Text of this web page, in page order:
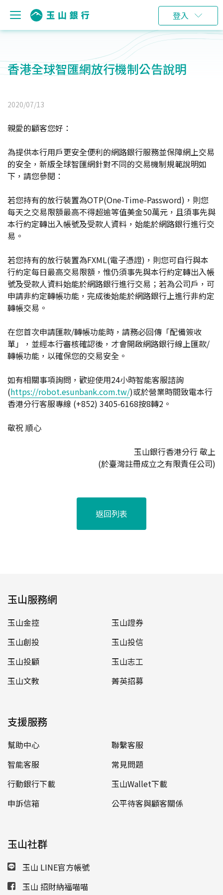
登入
香港全球智匯網放行機制公告說明
2020/07/13
親愛的顧客您好：
為提供本行用戶更安全便利的網路銀行服務並保障網上交易
的安全，新版全球智匯網針對不同的交易機制規範說明如
下，請您參閱：
若您持有的放行裝置為OTP(One-Time-Password)，則您
每天之交易限額最高不得超逾等值美金50萬元，且須事先與
本行約定轉出入帳號及受款人資料，始能於網路銀行進行交
易。
若您持有的放行裝置為FXML(電子憑證)，則您可自行與本
行約定每日最高交易限額，惟仍須事先與本行約定轉出入帳
號及受款人資料始能於網路銀行進行交易；若為公司戶，可
申請非約定轉帳功能，完成後始能於網路銀行上進行非約定
轉帳交易。
在您首次申請匯款/轉帳功能時，請務必回傳「配備簽收
單」，並經本行審核確認後，才會開啟網路銀行線上匯款/
轉帳功能，以確保您的交易安全。
如有相關事項詢問，歡迎使用24小時智能客服諮詢
(https://robot.esunbank.com.tw/)或於營業時間致電本行
香港分行客服專線 (+852) 3405-6168按8轉2。
敬祝 順心
玉山銀行香港分行 敬上
(於臺灣註冊成立之有限責任公司)
返回列表
玉山服務網
玉山金控
玉山證券
玉山創投
玉山投信
玉山投顧
玉山志工
玉山文教
菁英招募
支援服務
幫助中心
聯繫客服
智能客服
常見問題
行動銀行下載
玉山Wallet下載
申訴信箱
公平待客與顧客關係
玉山社群
玉山 LINE官方帳號
玉山 招財納福喵喵